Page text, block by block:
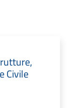
Civile